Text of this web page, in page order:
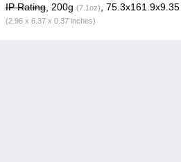
IP Rating, 200g (7.1oz) ,
(2.96 x 6.37 x 0.37 inches)